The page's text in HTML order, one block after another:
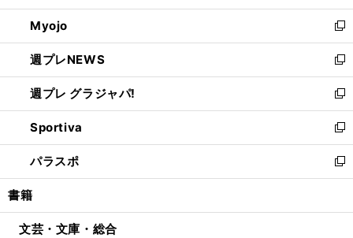
開
く
ウ
で
開
く
ン
ド
ウ
で
開
く
ウ
ィ
ン
ド
ウ
で
開
く
Myojo
新
し
い
ウ
ィ
ン
ド
ウ
で
開
週プレNEWS
新
し
い
ウ
ィ
ン
ド
ウ
開
週プレ グラジャパ!
新
し
い
ウ
ィ
ン
ウ
Sportiva
新
し
い
ウ
ン
パラスポ
新
し
ウ
書籍
文芸・文庫・総合